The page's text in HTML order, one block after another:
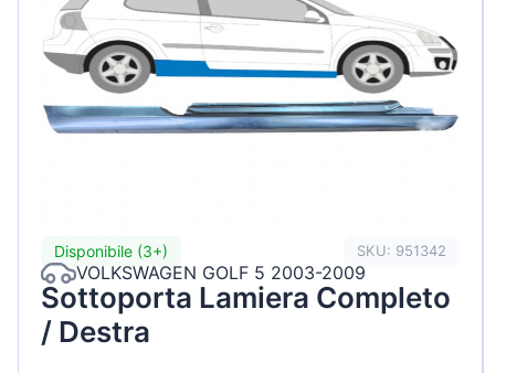
Disponibile (3+) SKU: 951342
VOLKSWAGEN GOLF 5 2003-2009
Sottoporta Lamiera Completo
/ Destra